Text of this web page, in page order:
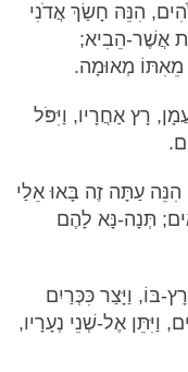
הִנֵּה חָשַׂךְ אֲדֹנִי
אֲשֶׁר-הֵבִיא;
מֵאִתּוֹ מְאוּמָה.
רָץ אַחֲרָיו, וַיִּפֹּל
עַתָּה זֶה בָּאוּ אֵלַי
תְּנָה-נָּא לָהֶם
בּוֹ, וַיָּצַר כִּכְּרַיִם
וַיִּתֵּן אֶל-שְׁנֵי נְעָרָיו,